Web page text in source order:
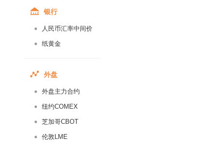
银行
人民币汇率中间价
纸黄金
外盘
外盘主力合约
纽约COMEX
芝加哥CBOT
伦敦LME